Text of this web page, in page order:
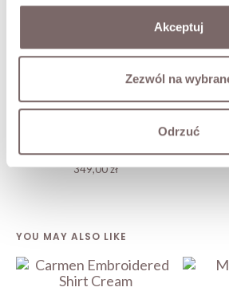
Akceptuj
Zezwól na
Odrzuć
Ask about product
COMPLETE THE LOOK
Leg White
349,00 zł
YOU MAY ALSO LIKE